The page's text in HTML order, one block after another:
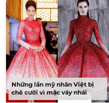
Những lần mỹ nhân Việt bị
chê cười vì mặc váy nhái